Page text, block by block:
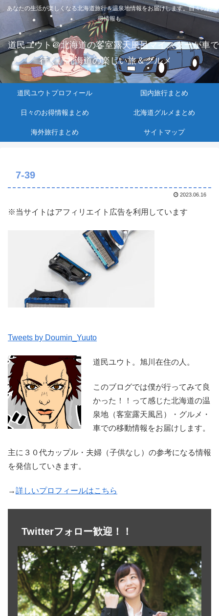
あなたの生活が楽しくなる北海道旅行＆温泉地情報をお届けします。日々のお
得情報も
道民ユウト＠北海道の客室露天風呂マイスターが車で
行く、北海道の楽しい旅＆グルメ
道民ユウトプロフィール 国内旅行まとめ
日々のお得情報まとめ 北海道グルメまとめ
海外旅行まとめ サイトマップ
7-39
2023.06.16
※当サイトはアフィリエイト広告を利用しています
Tweets by Doumin_Yuuto
道民ユウト。旭川在住の人。
このブログでは僕が行ってみて良
かった！！って感じた北海道の温
泉地（客室露天風呂）・グルメ・
車での移動情報をお届けします。
主に３０代カップル・夫婦（子供なし）の参考になる情報
を発信していきます。
→詳しいプロフィールはこちら
Twitterフォロー歓迎！！